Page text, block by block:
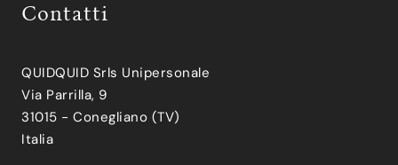
Contatti
QUIDQUID Srls Unipersonale
Via Parrilla, 9
31015 - Conegliano (TV)
Italia